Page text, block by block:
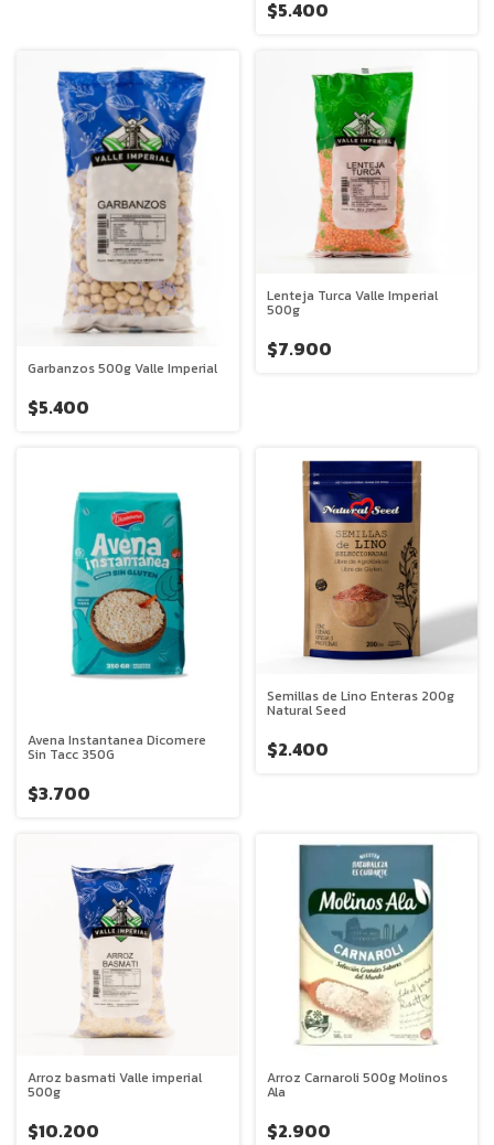
$5.400
Garbanzos 500g Valle Imperial
$5.400
Lenteja Turca Valle Imperial
500g
$7.900
Avena Instantanea Dicomere
Sin Tacc 350G
$3.700
Semillas de Lino Enteras 200g
Natural Seed
$2.400
Arroz basmati Valle imperial
500g
$10.200
Arroz Carnaroli 500g Molinos
Ala
$2.900